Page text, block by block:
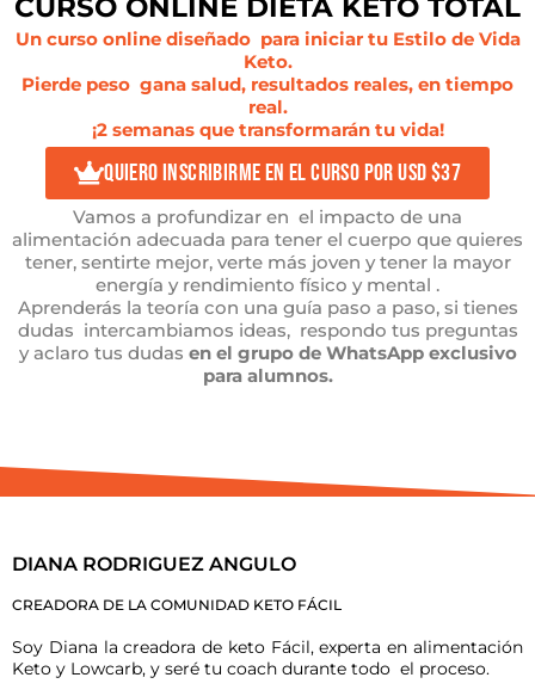
CURSO ONLINE DIETA KETO TOTAL
Un curso online diseñado para iniciar tu Estilo de Vida
Keto.
Pierde peso gana salud, resultados reales, en tiempo
real.
¡2 semanas que transformarán tu vida!
QUIERO INSCRIBIRME EN EL CURSO por usd $37
Vamos a profundizar en el impacto de una
alimentación adecuada para tener el cuerpo que quieres
tener, sentirte mejor, verte más joven y tener la mayor
energía y rendimiento físico y mental .
Aprenderás la teoría con una guía paso a paso, si tienes
dudas intercambiamos ideas, respondo tus preguntas
y aclaro tus dudas en el grupo de WhatsApp exclusivo
para alumnos.
DIANA RODRIGUEZ ANGULO
CREADORA DE LA COMUNIDAD KETO FÁCIL
Soy Diana la creadora de keto Fácil, experta en alimentación
Keto y Lowcarb, y seré tu coach durante todo el proceso.